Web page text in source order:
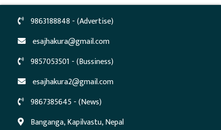
9863188848 - (Advertise)
esajhakura@gmail.com
9857053501 - (Bussiness)
esajhakura2@gmail.com
9867385645 - (News)
Banganga, Kapilvastu, Nepal